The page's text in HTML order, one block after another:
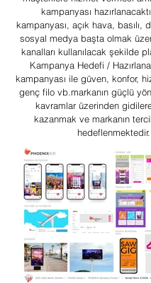
kampanyası
kampanyası, açık hava, basılı,
sosyal medya başta olmak
kanalları kullanılacak şekilde
Kampanya Hedefi /
kampanyası ile güven, konfor,
genç filo vb.markanın güçlü
kavramlar üzerinden
kazanmak ve markanın
hedeflenmektedir.